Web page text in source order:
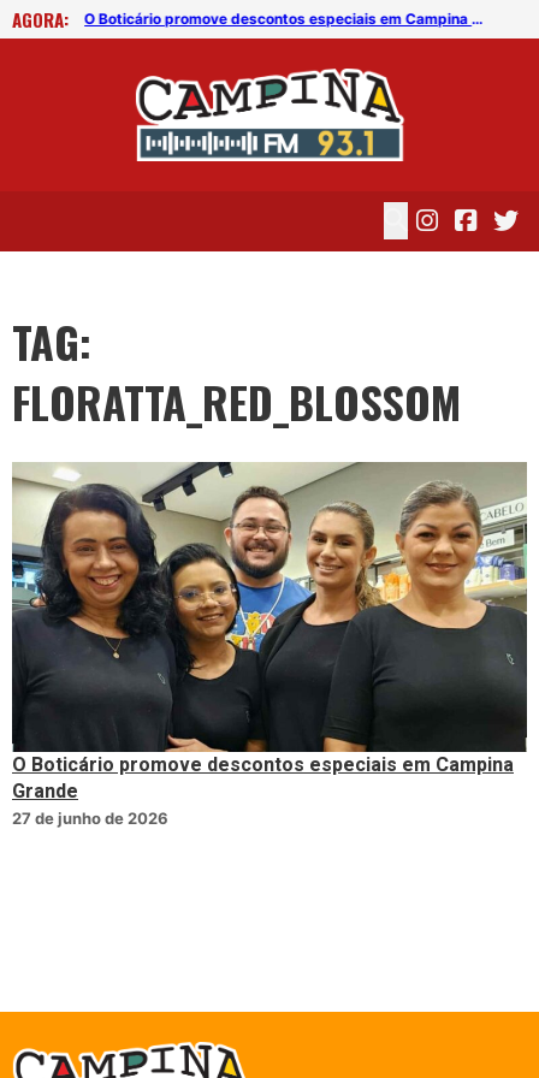
AGORA:
O Boticário promove descontos especiais em Campina Grande O Boticário promove descontos especiais em Campina Grande
TAG:
FLORATTA_RED_BLOSSOM
O Boticário promove descontos especiais em Campina
Grande
27 de junho de 2026